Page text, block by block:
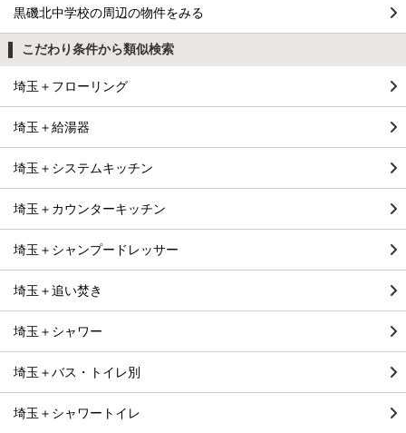
黒磯北中学校の周辺の物件をみる
こだわり条件から類似検索
埼玉＋フローリング
埼玉＋給湯器
埼玉＋システムキッチン
埼玉＋カウンターキッチン
埼玉＋シャンプードレッサー
埼玉＋追い焚き
埼玉＋シャワー
埼玉＋バス・トイレ別
埼玉＋シャワートイレ